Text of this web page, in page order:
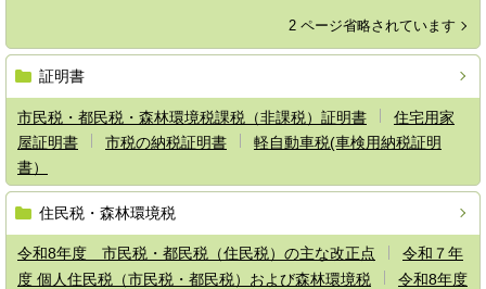
2 ページ省略されています
証明書
市民税・都民税・森林環境税課税（非課税）証明書
住宅用家
屋証明書
市税の納税証明書
軽自動車税(車検用納税証明
書）
住民税・森林環境税
令和8年度 市民税・都民税（住民税）の主な改正点
令和７年
度 個人住民税（市民税・都民税）および森林環境税
令和8年度